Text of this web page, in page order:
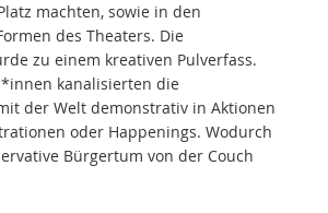
machten, sowie in den
des Theaters. Die
zu einem kreativen Pulverfass.
kanalisierten die
der Welt demonstrativ in Aktionen
oder Happenings. Wodurch
Bürgertum von der Couch